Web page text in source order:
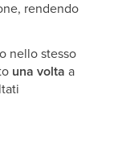
rendendo
nello stesso
una volta a